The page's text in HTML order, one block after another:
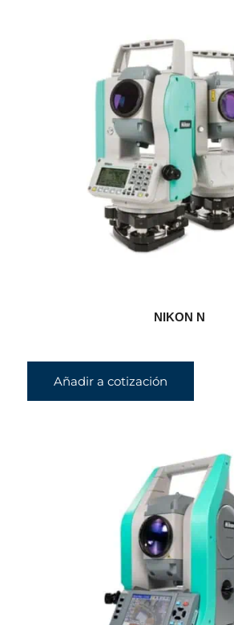
NIKON N
Añadir a cotización